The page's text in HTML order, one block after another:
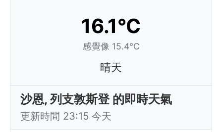
16.1°C
感覺像 15.4°C
晴天
沙恩, 列支敦斯登 的即時天氣
更新時間 23:15 今天